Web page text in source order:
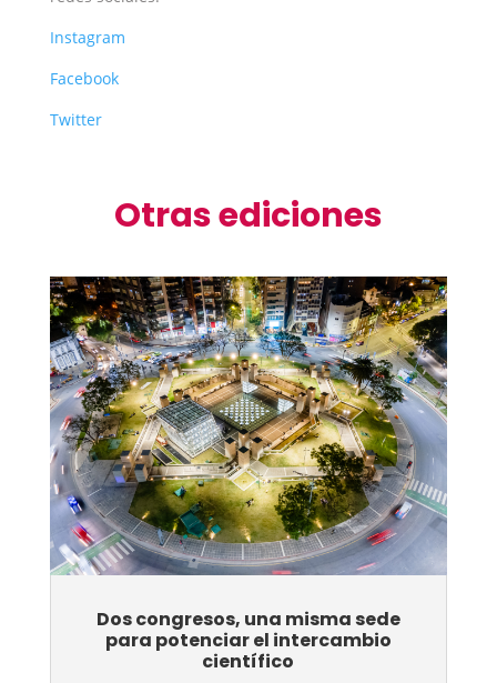
Instagram
Facebook
Twitter
Otras ediciones
Dos congresos, una misma sede
para potenciar el intercambio
científico